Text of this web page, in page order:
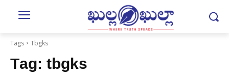
Tags Tbgks
Tag:tbgks